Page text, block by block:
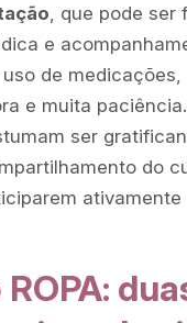
, que pode
e
de
e muita
ser
do